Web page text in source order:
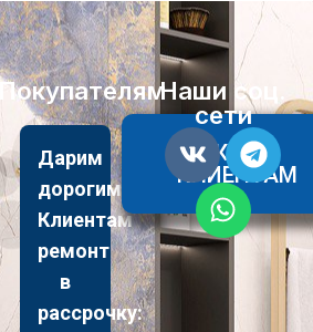
Покупателям
Дарим
дорогим
Клиентам
ремонт
в
рассрочку:
АКЦИИ
КЛИЕНТАМ
Наши соц.
сети